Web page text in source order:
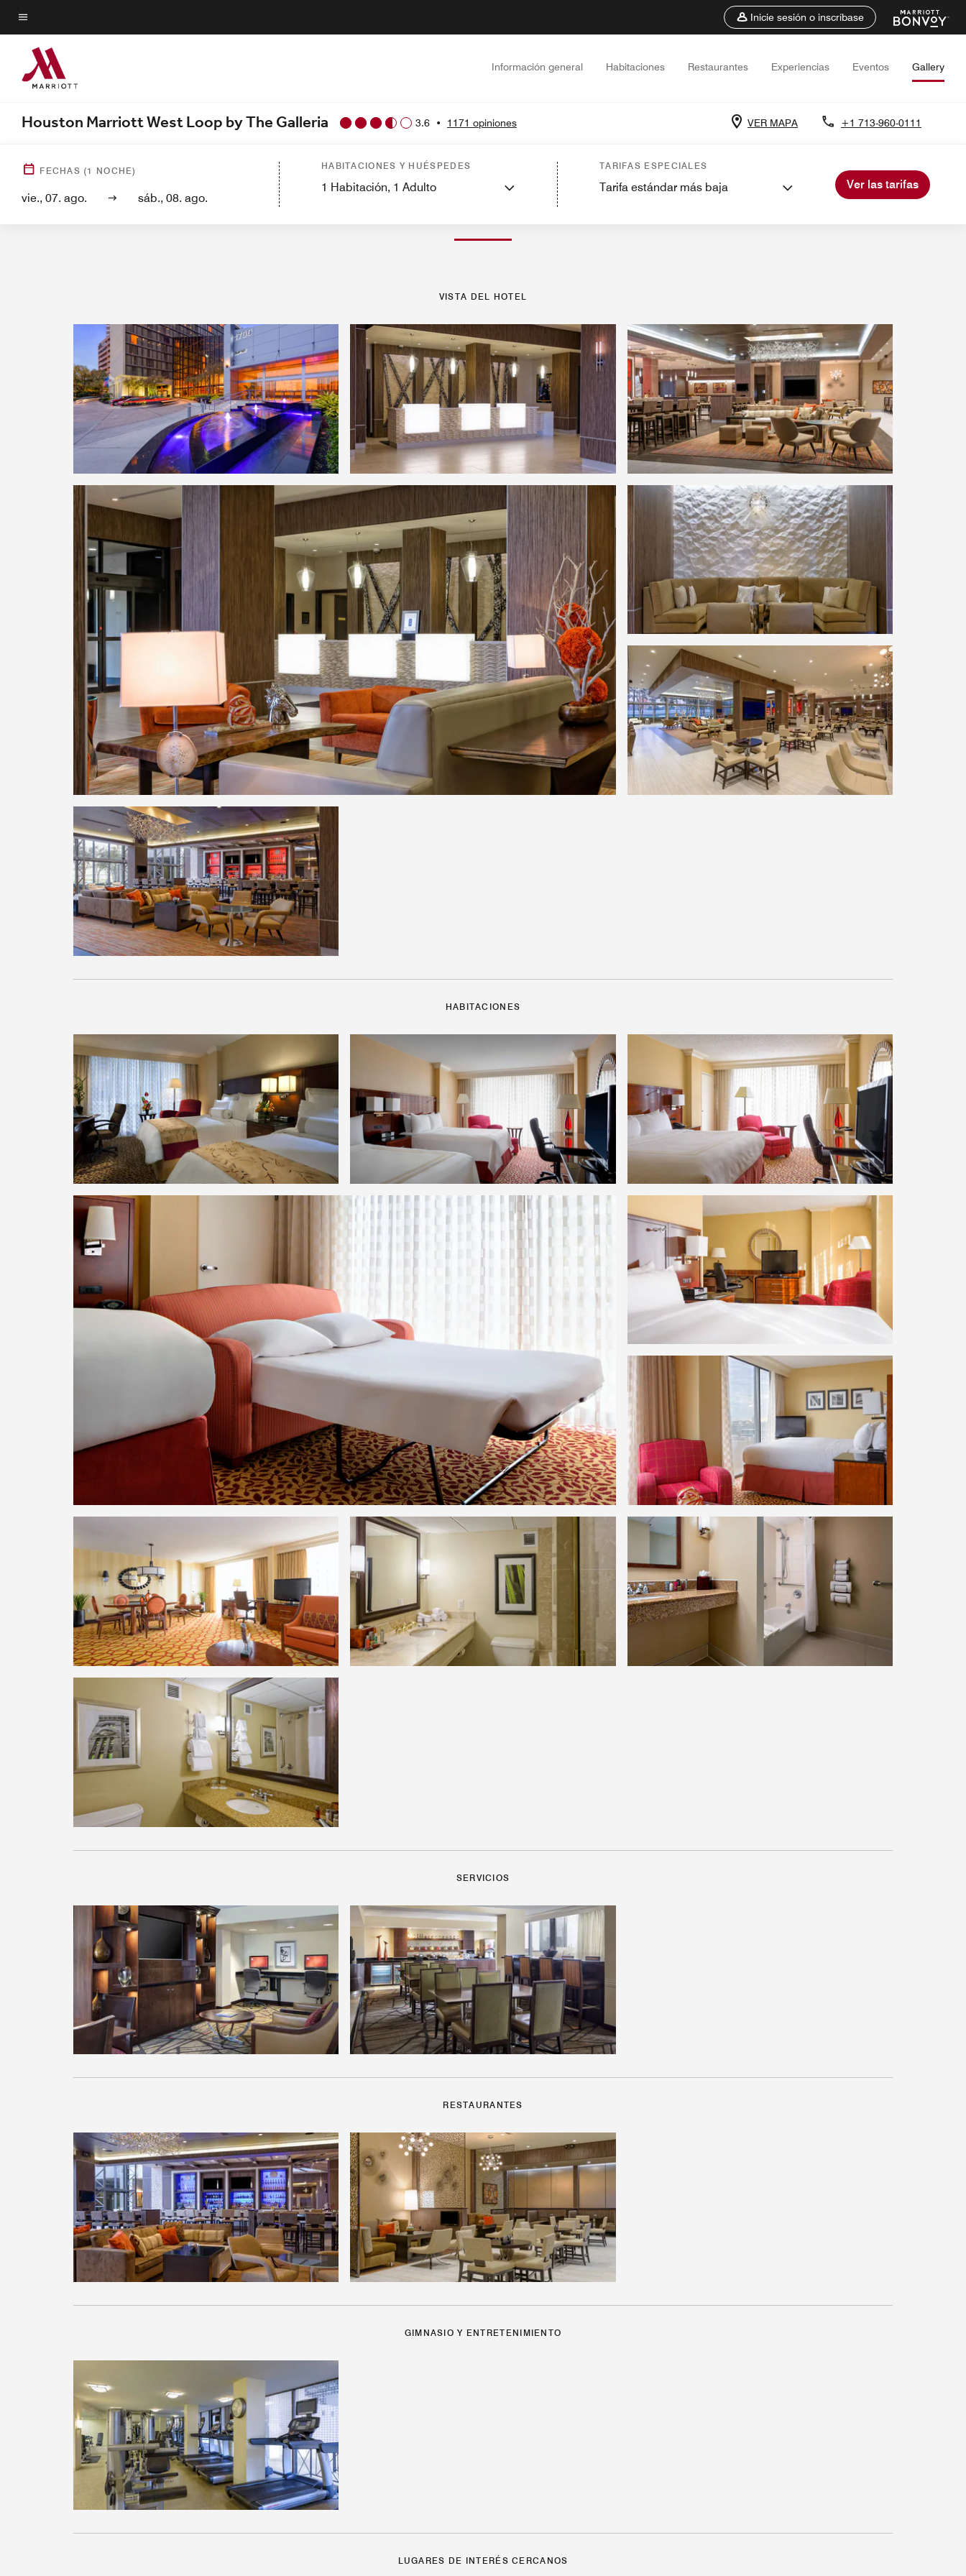
Skip
to
main
content
Texto del menú
Inicie sesión o inscríbase
Información general Habitaciones Restaurantes Experiencias Eventos Gallery
Houston Marriott West Loop by The Galleria 3.6 • 1171 opiniones VER MAPA +1 713-960-0111
FECHAS (1 NOCHE)
vie., 07. ago. sáb., 08. ago.
HABITACIONES Y HUÉSPEDES
1 Habitación, 1 Adulto
TARIFAS ESPECIALES
Tarifa estándar más baja Ver las tarifas
Habitaciones ServiciosRestaurantesGimnasio y entretenimiento Lugares de interés cercanosEventos y reuniones
VISTA DEL HOTEL
HABITACIONES
SERVICIOS
RESTAURANTES
GIMNASIO Y ENTRETENIMIENTO
LUGARES DE INTERÉS CERCANOS